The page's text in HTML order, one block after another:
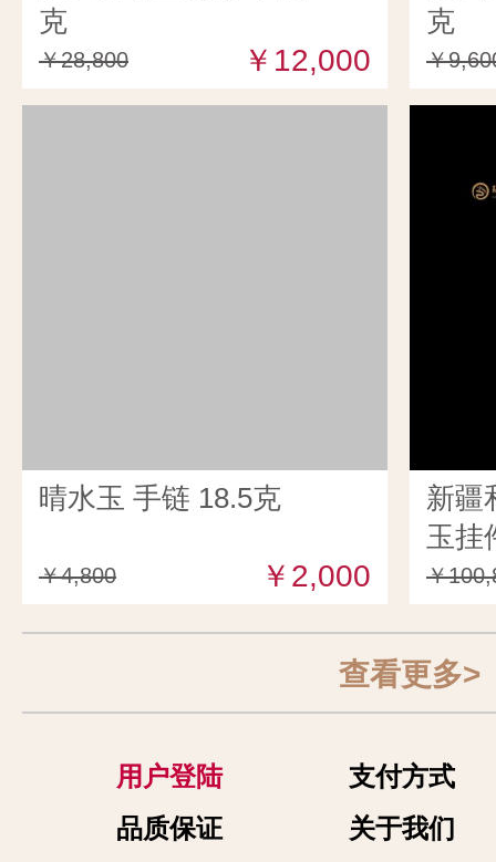
克
￥28,800 ￥12,000
克
￥
晴水玉 手链 18.5克
￥4,800 ￥2,000
新疆
玉挂
￥
查看更多>
用户登陆
支付方式
品质保证
关于我们